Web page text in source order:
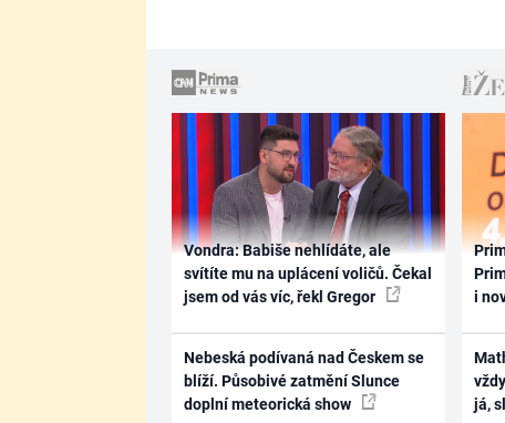
Vondra: Babiše nehlídáte, ale
svítíte mu na uplácení voličů. Čekal
jsem od vás víc, řekl Gregor
Nebeská podívaná nad Českem se
blíží. Působivé zatmění Slunce
doplní meteorická show
i
já,